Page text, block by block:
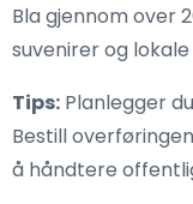
Bla gjennom over
suvenirer og
Tips: Planlegger
Bestill
å håndtere